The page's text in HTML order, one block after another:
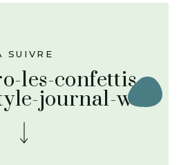
SUIVRE
les-confettis-
journal-web